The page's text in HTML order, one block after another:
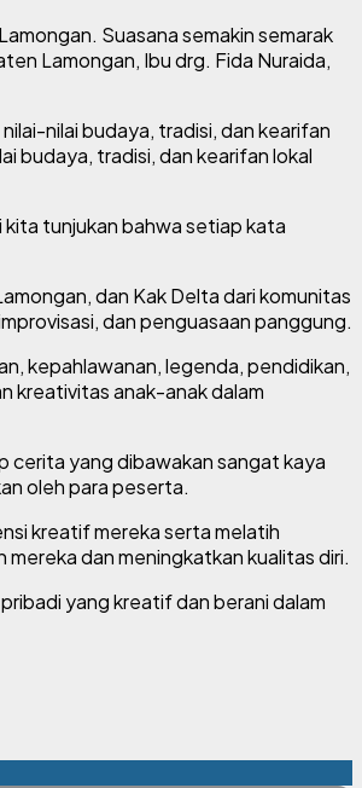
Suasana semakin semarak
Lamongan, Ibu drg. Fida Nuraida,
nilai budaya, tradisi, dan kearifan
budaya, tradisi, dan kearifan lokal
kita tunjukan bahwa setiap kata
dan Kak Delta dari komunitas
dan penguasaan panggung.
kepahlawanan, legenda, pendidikan,
kreativitas anak-anak dalam
cerita yang dibawakan sangat kaya
oleh para peserta.
kreatif mereka serta melatih
dan meningkatkan kualitas diri.
yang kreatif dan berani dalam